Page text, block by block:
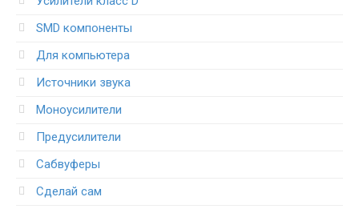
SMD компоненты
Для компьютера
Источники звука
Моноусилители
Предусилители
Сабвуферы
Сделай сам